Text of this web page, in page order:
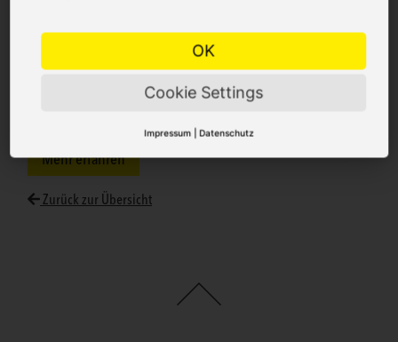
seit November 2019
dieser Gemeinschaft sein zu dürfen! Entdecken Sie unsere über
Mehr erfahren
Zurück zur Übersicht
OK
Cookie Settings
Impressum | Datenschutz